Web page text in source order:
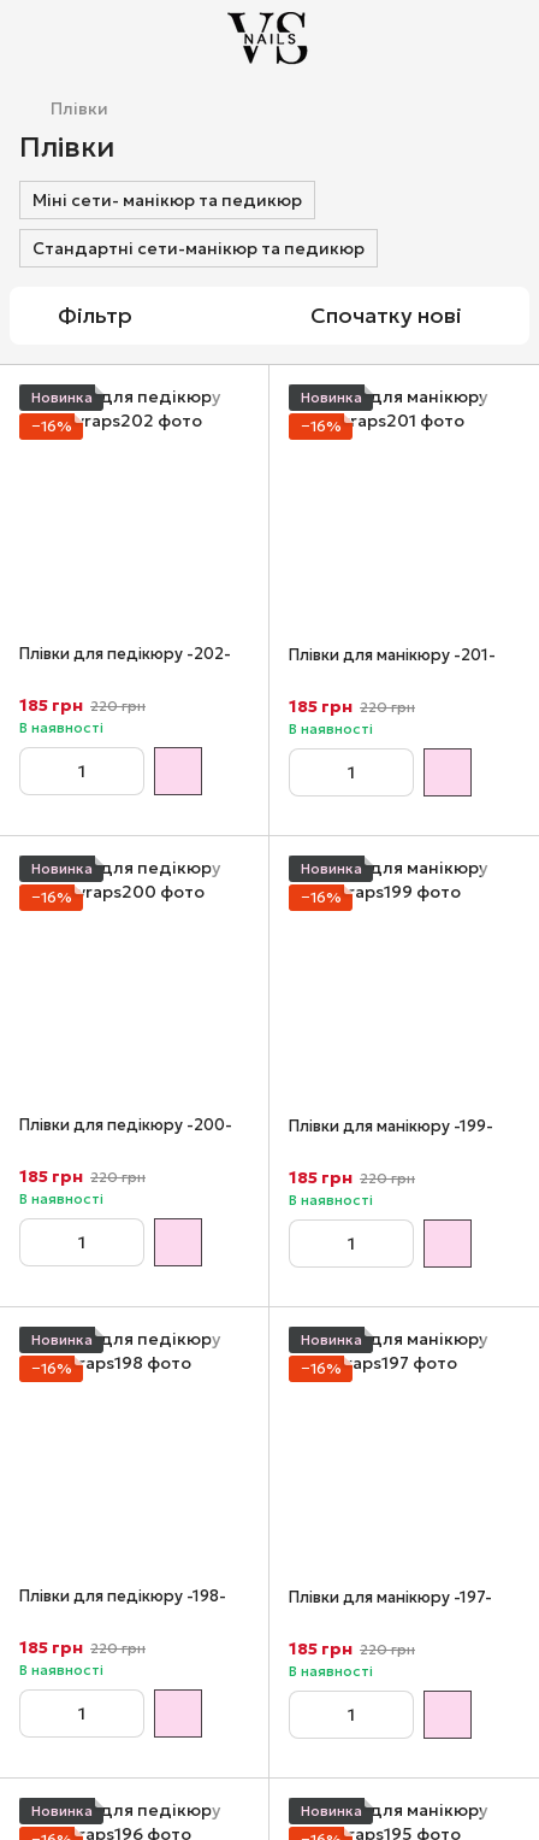
Плівки
Плівки
Міні сети- манікюр та педикюр
Стандартні сети-манікюр та педикюр
Фільтр Спочатку нові
Новинка
−16%
Плівки для педікюру -202-
185 грн 220 грн
В наявності
Новинка
−16%
Плівки для манікюру -201-
185 грн 220 грн
В наявності
Новинка
−16%
Плівки для педікюру -200-
185 грн 220 грн
В наявності
Новинка
−16%
Плівки для манікюру -199-
185 грн 220 грн
В наявності
Новинка
−16%
Плівки для педікюру -198-
185 грн 220 грн
В наявності
Новинка
−16%
Плівки для манікюру -197-
185 грн 220 грн
В наявності
Новинка
Новинка